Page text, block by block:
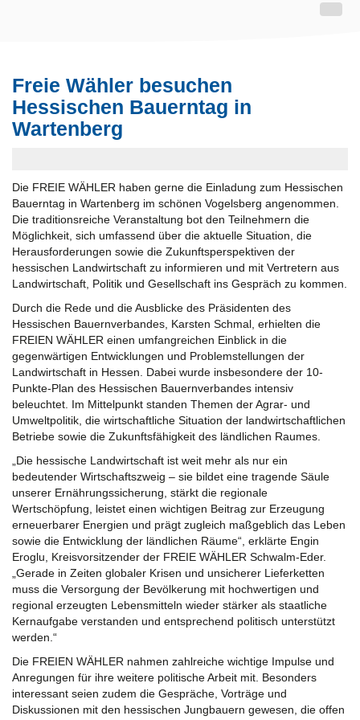
Freie Wähler besuchen
Hessischen Bauerntag in
Wartenberg
Die FREIE WÄHLER haben gerne die Einladung zum Hessischen
Bauerntag in Wartenberg im schönen Vogelsberg angenommen.
Die traditionsreiche Veranstaltung bot den Teilnehmern die
Möglichkeit, sich umfassend über die aktuelle Situation, die
Herausforderungen sowie die Zukunftsperspektiven der
hessischen Landwirtschaft zu informieren und mit Vertretern aus
Landwirtschaft, Politik und Gesellschaft ins Gespräch zu kommen.
Durch die Rede und die Ausblicke des Präsidenten des
Hessischen Bauernverbandes, Karsten Schmal, erhielten die
FREIEN WÄHLER einen umfangreichen Einblick in die
gegenwärtigen Entwicklungen und Problemstellungen der
Landwirtschaft in Hessen. Dabei wurde insbesondere der 10-
Punkte-Plan des Hessischen Bauernverbandes intensiv
beleuchtet. Im Mittelpunkt standen Themen der Agrar- und
Umweltpolitik, die wirtschaftliche Situation der landwirtschaftlichen
Betriebe sowie die Zukunftsfähigkeit des ländlichen Raumes.
„Die hessische Landwirtschaft ist weit mehr als nur ein
bedeutender Wirtschaftszweig – sie bildet eine tragende Säule
unserer Ernährungssicherung, stärkt die regionale
Wertschöpfung, leistet einen wichtigen Beitrag zur Erzeugung
erneuerbarer Energien und prägt zugleich maßgeblich das Leben
sowie die Entwicklung der ländlichen Räume“, erklärte Engin
Eroglu, Kreisvorsitzender der FREIE WÄHLER Schwalm-Eder.
„Gerade in Zeiten globaler Krisen und unsicherer Lieferketten
muss die Versorgung der Bevölkerung mit hochwertigen und
regional erzeugten Lebensmitteln wieder stärker als staatliche
Kernaufgabe verstanden und entsprechend politisch unterstützt
werden.“
Die FREIEN WÄHLER nahmen zahlreiche wichtige Impulse und
Anregungen für ihre weitere politische Arbeit mit. Besonders
interessant seien zudem die Gespräche, Vorträge und
Diskussionen mit den hessischen Jungbauern gewesen, die offen